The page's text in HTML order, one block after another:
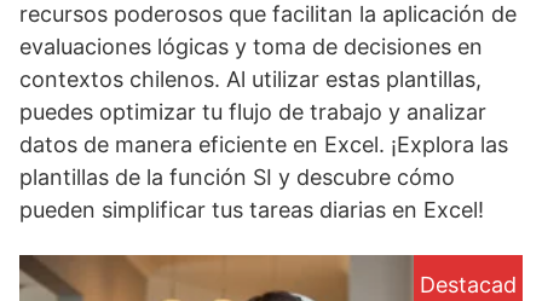
recursos poderosos que facilitan la aplicación de
evaluaciones lógicas y toma de decisiones en
contextos chilenos. Al utilizar estas plantillas,
puedes optimizar tu flujo de trabajo y analizar
datos de manera eficiente en Excel. ¡Explora las
plantillas de la función SI y descubre cómo
pueden simplificar tus tareas diarias en Excel!
Destacad